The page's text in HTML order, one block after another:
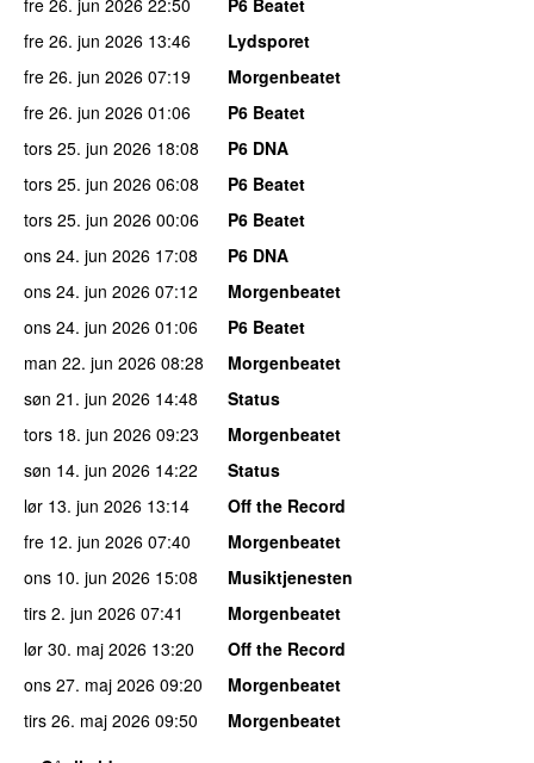
fre 26. jun 2026 13:46
Lydsporet
fre 26. jun 2026 07:19
Morgenbeatet
fre 26. jun 2026 01:06
P6 Beatet
tors 25. jun 2026 18:08
P6 DNA
tors 25. jun 2026 06:08
P6 Beatet
tors 25. jun 2026 00:06
P6 Beatet
ons 24. jun 2026 17:08
P6 DNA
ons 24. jun 2026 07:12
Morgenbeatet
ons 24. jun 2026 01:06
P6 Beatet
man 22. jun 2026 08:28
Morgenbeatet
søn 21. jun 2026 14:48
Status
tors 18. jun 2026 09:23
Morgenbeatet
søn 14. jun 2026 14:22
Status
lør 13. jun 2026 13:14
Off the Record
fre 12. jun 2026 07:40
Morgenbeatet
ons 10. jun 2026 15:08
Musiktjenesten
tirs 2. jun 2026 07:41
Morgenbeatet
lør 30. maj 2026 13:20
Off the Record
ons 27. maj 2026 09:20
Morgenbeatet
tirs 26. maj 2026 09:50
Morgenbeatet